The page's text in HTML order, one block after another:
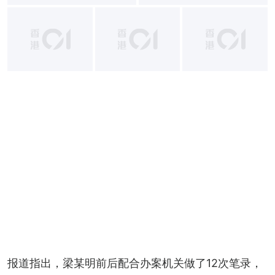
报道指出，梁某明前后配合办案机关做了12次笔录，